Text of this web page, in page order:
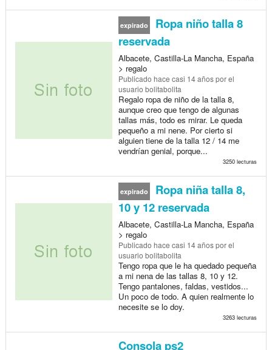
expirado
Ropa niño talla 8
reservada
Albacete, Castilla-La Mancha, España
> regalo
Publicado hace casi 14 añospor el
usuario bolitabolita
Regalo ropa de niño de la talla 8,
aunque creo que tengo de algunas
tallas más, todo es mirar. Le queda
pequeño a mi nene. Por cierto si
alguien tiene de la talla 12 / 14 me
vendrían genial, porque...
3250 lecturas
expirado
Ropa niña talla 8,
10 y 12 reservada
Albacete, Castilla-La Mancha, España
> regalo
Publicado hace casi 14 añospor el
usuario bolitabolita
Tengo ropa que le ha quedado pequeña
a mi nena de las tallas 8, 10 y 12.
Tengo pantalones, faldas, vestidos...
Un poco de todo. A quien realmente lo
necesite se lo doy.
3263 lecturas
Consola ps2